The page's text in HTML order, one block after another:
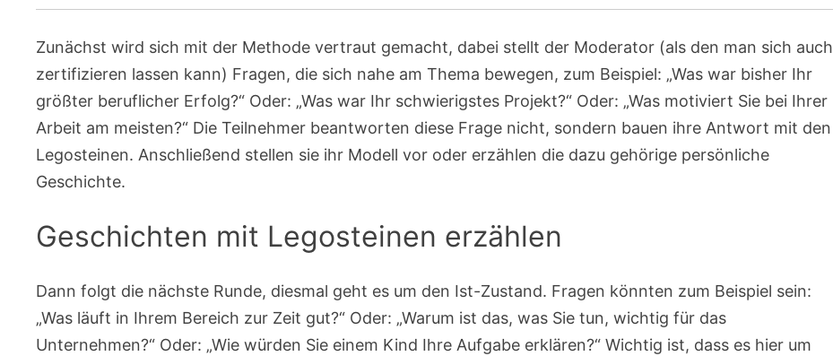
Zunächst wird sich mit der Methode vertraut gemacht, dabei stellt der Moderator (als den man sich auch
zertifizieren lassen kann) Fragen, die sich nahe am Thema bewegen, zum Beispiel: „Was war bisher Ihr
größter beruflicher Erfolg?“ Oder: „Was war Ihr schwierigstes Projekt?“ Oder: „Was motiviert Sie bei Ihrer
Arbeit am meisten?“ Die Teilnehmer beantworten diese Frage nicht, sondern bauen ihre Antwort mit den
Legosteinen. Anschließend stellen sie ihr Modell vor oder erzählen die dazu gehörige persönliche
Geschichte.
Geschichten mit Legosteinen erzählen
Dann folgt die nächste Runde, diesmal geht es um den Ist-Zustand. Fragen könnten zum Beispiel sein:
„Was läuft in Ihrem Bereich zur Zeit gut?“ Oder: „Warum ist das, was Sie tun, wichtig für das
Unternehmen?“ Oder: „Wie würden Sie einem Kind Ihre Aufgabe erklären?“ Wichtig ist, dass es hier um